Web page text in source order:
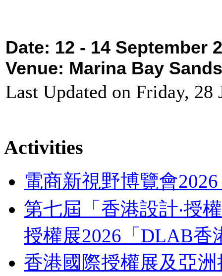
Date: 12 - 14 September
Venue: Marina Bay
Last Updated on Friday, 28
Activities
電商新視野博覽會
第七屆「香港設計‧授
授權展2026「DLAB香
香港國際授權展及亞